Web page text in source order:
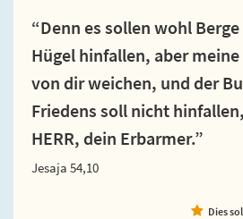
“Denn es sollen wohl
Hügel hinfallen, aber
von dir weichen, und der
Friedens soll nicht
HERR, dein Erbarmer.”
Jesaja 54,10
Dies